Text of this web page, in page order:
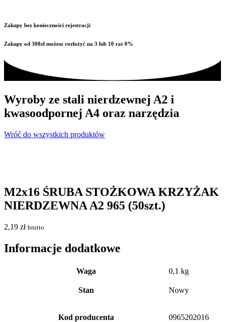
Zakupy bez konieczności rejestracji
Zakupy od 300zł możesz rozłożyć na 3 lub 10 rat 0%
Wyroby ze stali nierdzewnej A2 i
kwasoodpornej A4 oraz narzędzia
Wróć do wszystkich produktów
M2x16 ŚRUBA STOŻKOWA KRZYŻAK
NIERDZEWNA A2 965 (50szt.)
2,19 zł brutto
Informacje dodatkowe
Waga 0,1 kg
Stan Nowy
Kod producenta 0965202016